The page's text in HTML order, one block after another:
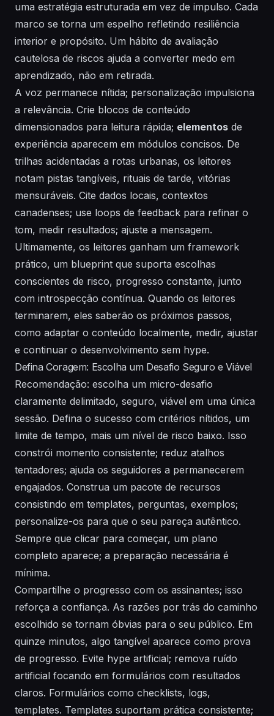
uma estratégia estruturada em vez de impulso. Cada
marco se torna um espelho refletindo resiliência
interior e propósito. Um hábito de avaliação
cautelosa de riscos ajuda a converter medo em
aprendizado, não em retirada.
A voz permanece nítida; personalização impulsiona
a relevância. Crie blocos de conteúdo
dimensionados para leitura rápida; elementos de
experiência aparecem em módulos concisos. De
trilhas acidentadas a rotas urbanas, os leitores
notam pistas tangíveis, rituais de tarde, vitórias
mensuráveis. Cite dados locais, contextos
canadenses; use loops de feedback para refinar o
tom, medir resultados; ajuste a mensagem.
Ultimamente, os leitores ganham um framework
prático, um blueprint que suporta escolhas
conscientes de risco, progresso constante, junto
com introspecção contínua. Quando os leitores
terminarem, eles saberão os próximos passos,
como adaptar o conteúdo localmente, medir, ajustar
e continuar o desenvolvimento sem hype.
Defina Coragem: Escolha um Desafio Seguro e Viável
Recomendação: escolha um micro-desafio
claramente delimitado, seguro, viável em uma única
sessão. Defina o sucesso com critérios nítidos, um
limite de tempo, mais um nível de risco baixo. Isso
constrói momento consistente; reduz atalhos
tentadores; ajuda os seguidores a permanecerem
engajados. Construa um pacote de recursos
consistindo em templates, perguntas, exemplos;
personalize-os para que o seu pareça autêntico.
Sempre que clicar para começar, um plano
completo aparece; a preparação necessária é
mínima.
Compartilhe o progresso com os assinantes; isso
reforça a confiança. As razões por trás do caminho
escolhido se tornam óbvias para o seu público. Em
quinze minutos, algo tangível aparece como prova
de progresso. Evite hype artificial; remova ruído
artificial focando em formulários com resultados
claros. Formulários como checklists, logs,
templates. Templates suportam prática consistente;